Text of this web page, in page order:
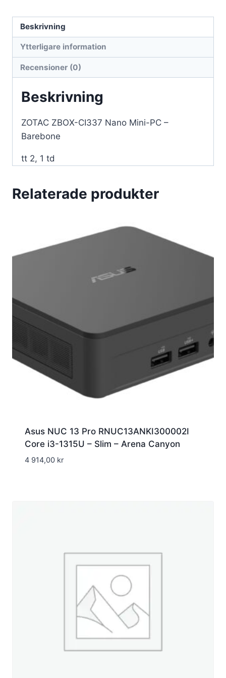
Barebone
mängd
Beskrivning
Ytterligare information
Recensioner (0)
Beskrivning
ZOTAC ZBOX-CI337 Nano Mini-PC –
Barebone
tt 2, 1 td
Relaterade produkter
Asus NUC 13 Pro RNUC13ANKI300002I
Core i3-1315U – Slim – Arena Canyon
4 914,00 kr